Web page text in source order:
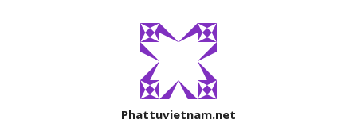
Phattuvietnam.net